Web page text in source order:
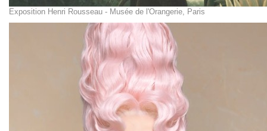
Exposition Henri Rousseau - Musée de l'Orangerie, Paris